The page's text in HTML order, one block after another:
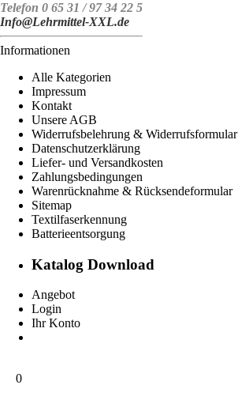
Telefon 0 65 31 / 97 34 22 5
Info@Lehrmittel-XXL.de
Informationen
Alle Kategorien
Impressum
Kontakt
Unsere AGB
Widerrufsbelehrung & Widerrufsformular
Datenschutzerklärung
Liefer- und Versandkosten
Zahlungsbedingungen
Warenrücknahme & Rücksendeformular
Sitemap
Textilfaserkennung
Batterieentsorgung
Katalog Download
Angebot
Login
Ihr Konto
0